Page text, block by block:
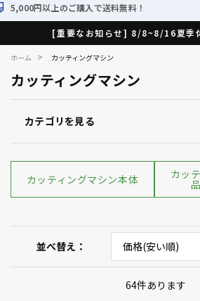
送料無料！
[重要なお知らせ] 8/8~8/16夏季
ホーム > カッティングマシン
カッティングマシン
カテゴリを見る
カッティングマシン本体 カッ
並べ替え
64件あります